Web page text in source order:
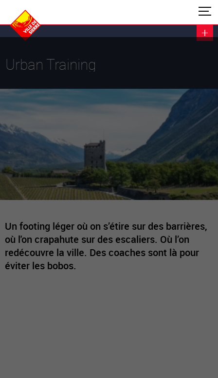
Urban Training
Un footing léger où on s’étire sur des barrières,
où l'on crapahute sur des escaliers. Où l’on
redécouvre la ville. Des coaches sont là pour
éviter les bobos.